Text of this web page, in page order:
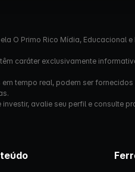
O Primo Rico Mídia,
caráter exclusivamente
tempo real, podem ser
avalie seu perfil e consulte